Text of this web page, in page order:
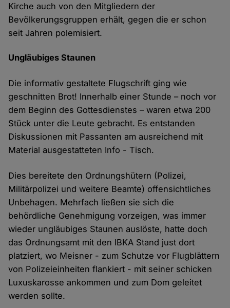
Kirche auch von den Mitgliedern der
Bevölkerungsgruppen erhält, gegen die er schon
seit Jahren polemisiert.
Ungläubiges Staunen
Die informativ gestaltete Flugschrift ging wie
geschnitten Brot! Innerhalb einer Stunde – noch vor
dem Beginn des Gottesdienstes – waren etwa 200
Stück unter die Leute gebracht. Es entstanden
Diskussionen mit Passanten am ausreichend mit
Material ausgestatteten Info - Tisch.
Dies bereitete den Ordnungshütern (Polizei,
Militärpolizei und weitere Beamte) offensichtliches
Unbehagen. Mehrfach ließen sie sich die
behördliche Genehmigung vorzeigen, was immer
wieder ungläubiges Staunen auslöste, hatte doch
das Ordnungsamt mit den IBKA Stand just dort
platziert, wo Meisner - zum Schutze vor Flugblättern
von Polizeieinheiten flankiert - mit seiner schicken
Luxuskarosse ankommen und zum Dom geleitet
werden sollte.